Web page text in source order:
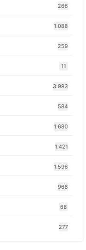
266
1.088
259
11
3.993
584
1.680
1.421
1.596
968
68
277